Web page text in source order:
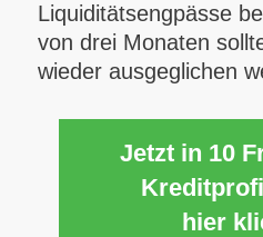
Liquiditätsengpässe
von drei Monaten
wieder ausgeglichen
Jetzt in 10
hier